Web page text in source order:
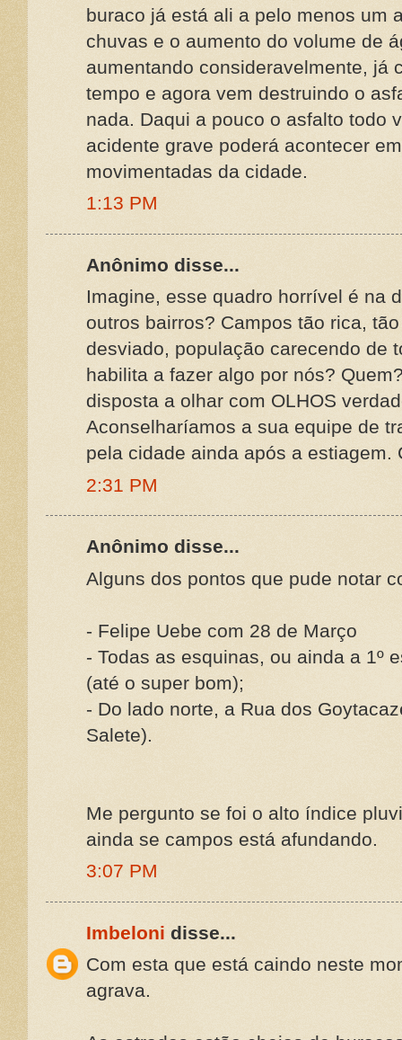
buraco já está ali a pelo menos um
chuvas e o aumento do volume de
aumentando consideravelmente, já
tempo e agora vem destruindo o
nada. Daqui a pouco o asfalto todo
acidente grave poderá acontecer
movimentadas da cidade.
1:13 PM
Anônimo disse...
Imagine, esse quadro horrível é na
outros bairros? Campos tão rica,
desviado, população carecendo de
habilita a fazer algo por nós?
disposta a olhar com OLHOS
Aconselharíamos a sua equipe de
pela cidade ainda após a estiagem.
2:31 PM
Anônimo disse...
Alguns dos pontos que pude notar
- Felipe Uebe com 28 de Março
- Todas as esquinas, ou ainda a 1º
(até o super bom);
- Do lado norte, a Rua dos
Salete).
Me pergunto se foi o alto índice
ainda se campos está afundando.
3:07 PM
Imbeloni disse...
Com esta que está caindo neste
agrava.